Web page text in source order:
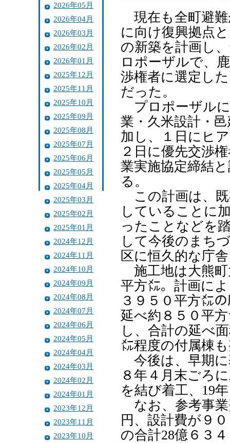
2026年05月
2026年04月
2026年03月
2026年02月
2026年01月
2025年12月
2025年11月
2025年10月
2025年09月
2025年08月
2025年07月
2025年06月
2025年05月
2025年04月
2025年03月
2025年02月
2025年01月
2024年12月
2024年11月
2024年10月
2024年09月
2024年08月
2024年07月
2024年06月
2024年05月
2024年04月
2024年03月
2024年02月
2024年01月
2023年12月
2023年11月
2023年10月
現在も全町避難
に向け復興拠点
の新築を計画し
ロポーザルで、
渉権者に選定し
だった。
プロポーザルに
業・久米設計・
加し、１日にヒ
２日に優先交渉
業実施協定締結
る。
この計画は、既
していることに
ったことなどを
して今後のまち
区に恒久的な庁
施工地は大熊町
平方㍍。計画に
３９５０平方㍍
延べ約８５０平
し、合計の延べ
㍍程度の付属棟
今後は、早期に
８年４月末ごろ
を結び着工、19
なお、参考事業
円、設計費が９
の合計28億６３